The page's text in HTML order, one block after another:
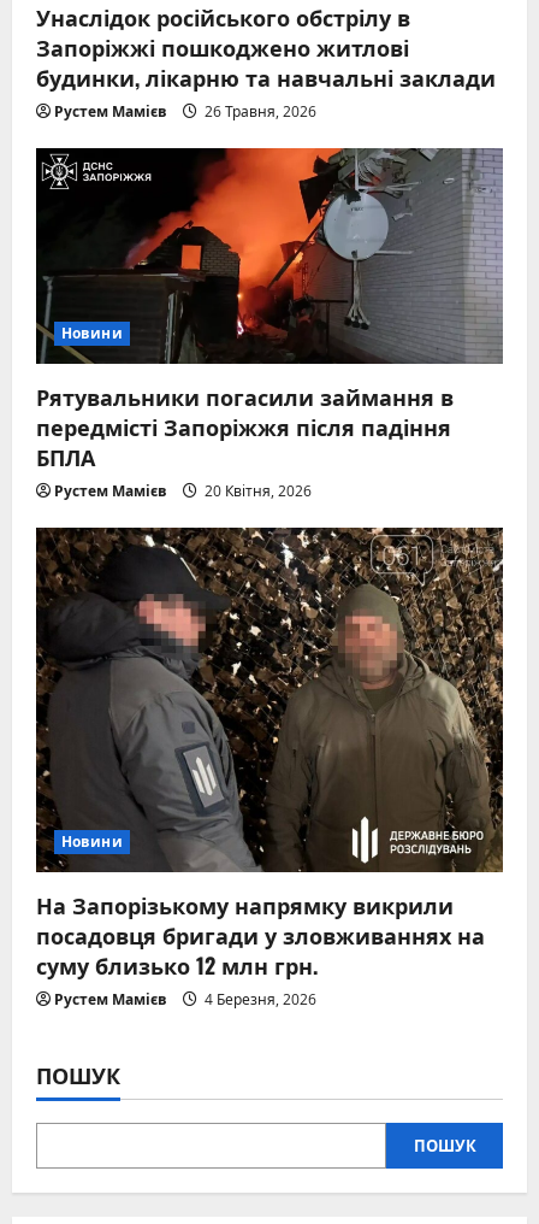
Унаслідок російського обстрілу в
Запоріжжі пошкоджено житлові
будинки, лікарню та навчальні заклади
Рустем Мамієв 26 Травня, 2026
Новини
Рятувальники погасили займання в
передмісті Запоріжжя після падіння
БПЛА
Рустем Мамієв 20 Квітня, 2026
Новини
На Запорізькому напрямку викрили
посадовця бригади у зловживаннях на
суму близько 12 млн грн.
Рустем Мамієв 4 Березня, 2026
ПОШУК
ПОШУК